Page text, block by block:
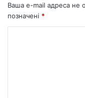
Ваша e-mail адреса не
позначені *